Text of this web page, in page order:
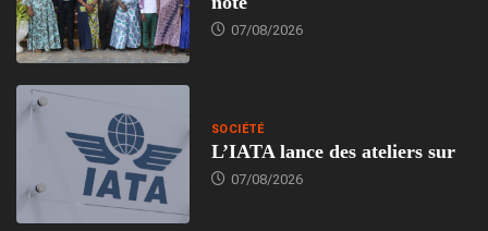
07/08/2026
SOCIÉTÉ
L’IATA lance des ateliers sur
07/08/2026